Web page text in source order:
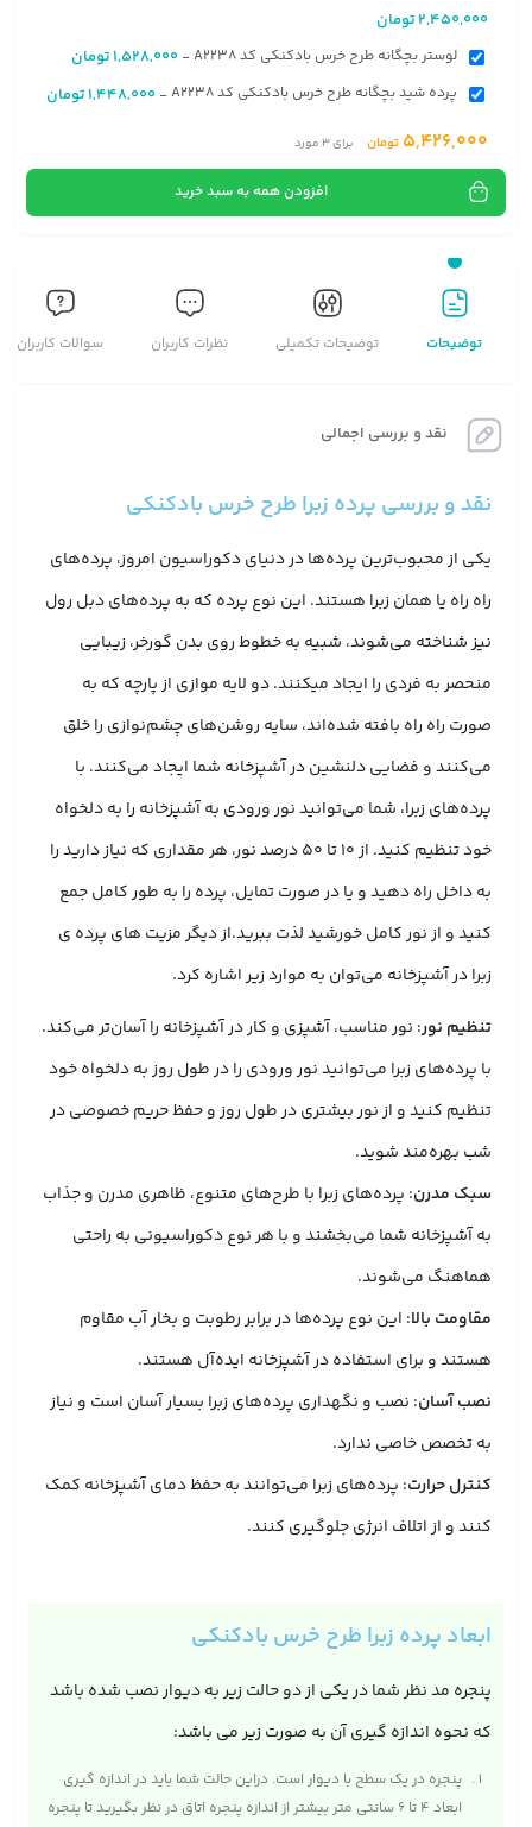
2,450,000تومان
لوستر بچگانه طرح خرس بادکنکی کد A2238 -
1,528,000تومان
پرده شید بچگانه طرح خرس بادکنکی کد A2238 -
1,448,000تومان
5,426,000 تومان برای3مورد
افزودن همه به سبد خرید
توضیحات توضیحات تکمیلی نظرات کاربران سوالات کاربران
نقد و بررسی اجمالی
نقد و بررسی پرده زبرا طرح خرس بادکنکی
یکی از محبوب‌ترین پرده‌ها در دنیای دکوراسیون امروز، پرده‌های
راه راه یا همان زبرا هستند. این نوع پرده که به پرده‌های دبل رول
نیز شناخته می‌شوند، شبیه به خطوط روی بدن گورخر، زیبایی
منحصر به فردی را ایجاد میکنند. دو لایه موازی از پارچه که به
صورت راه راه بافته شده‌اند، سایه روشن‌های چشم‌نوازی را خلق
می‌کنند و فضایی دلنشین در آشپزخانه شما ایجاد می‌کنند. با
پرده‌های زبرا، شما می‌توانید نور ورودی به آشپزخانه را به دلخواه
خود تنظیم کنید. از 10 تا 50 درصد نور، هر مقداری که نیاز دارید را
به داخل راه دهید و یا در صورت تمایل، پرده را به طور کامل جمع
کنید و از نور کامل خورشید لذت ببرید.از دیگر مزیت های پرده ی
زبرا در آشپزخانه می‌توان به موارد زیر اشاره کرد.
تنظیم نور: نور مناسب، آشپزی و کار در آشپزخانه را آسان‌تر می‌کند.
با پرده‌های زبرا می‌توانید نور ورودی را در طول روز به دلخواه خود
تنظیم کنید و از نور بیشتری در طول روز و حفظ حریم خصوصی در
شب بهره‌مند شوید.
سبک مدرن: پرده‌های زبرا با طرح‌های متنوع، ظاهری مدرن و جذاب
به آشپزخانه شما می‌بخشند و با هر نوع دکوراسیونی به راحتی
هماهنگ می‌شوند.
مقاومت بالا: این نوع پرده‌ها در برابر رطوبت و بخار آب مقاوم
هستند و برای استفاده در آشپزخانه ایده‌آل هستند.
نصب آسان: نصب و نگهداری پرده‌های زبرا بسیار آسان است و نیاز
به تخصص خاصی ندارد.
کنترل حرارت: پرده‌های زبرا می‌توانند به حفظ دمای آشپزخانه کمک
کنند و از اتلاف انرژی جلوگیری کنند.
ابعاد پرده زبرا طرح خرس بادکنکی
پنجره مد نظر شما در یکی از دو حالت زیر به دیوار نصب شده باشد
که نحوه اندازه گیری آن به صورت زیر می باشد:
پنجره در یک سطح با دیوار است. دراین حالت شما باید در اندازه‌ گیری
ابعاد ۴ تا ۶ سانتی متر بیشتر از اندازه پنجره اتاق در نظر بگیرید تا پنجره